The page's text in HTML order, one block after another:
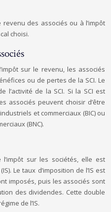
revenu des associés ou à l’impôt
choisi.
sur le revenu, les associés
ou de pertes de la SCI. Le
l’activité de la SCI. Si la SCI est
associés peuvent choisir d’être
et commerciaux (BIC) ou
(BNC).
sur les sociétés, elle est
Le taux d’imposition de l’IS est
imposés, puis les associés sont
des dividendes. Cette double
de l’IS.